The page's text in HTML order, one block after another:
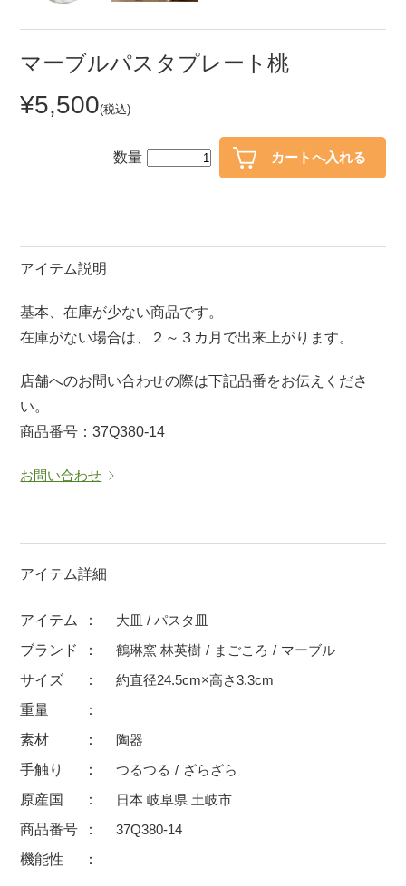
アイテム
カレー皿・パスタ皿 ランチプレート・仕切皿
蓋物 中鉢
小丼
ポット 急須
マグカップ 蓋付マグ
そば千代口
小抹茶碗
箸・カトラリー
置物
価格
500円未満
500円～ 600円～
1,500円〜 2,000円〜
5,000円～9,999円
マーブルパスタプレート桃
¥5,500(税込)
数量
アイテム説明
基本、在庫が少ない商品です。
在庫がない場合は、２～３カ月で出来上がります。
店舗へのお問い合わせの際は下記品番をお伝えくださ
い。
商品番号：37Q380-14
お問い合わせ
アイテム詳細
アイテム
大皿 / パスタ皿
ブランド
鶴琳窯 林英樹 まごころ
マーブル
サイズ
約直径24.5cm×高さ3.3cm
重量
素材
陶器
手触り
つるつる
ざらざら
原産国
日本 岐阜県 土岐市
商品番号
37Q380-14
機能性